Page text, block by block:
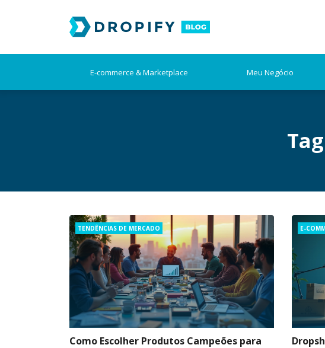
E-commerce & Marketplace Meu Negócio
Categories
TENDÊNCIAS DE MERCADO
Como Escolher Produtos Campeões para
E-